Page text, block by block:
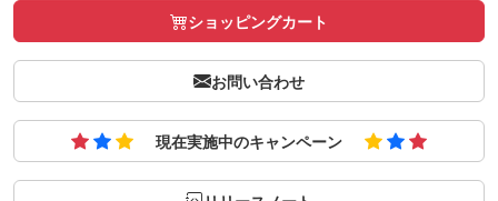
ショッピングカート
お問い合わせ
現在実施中のキャンペーン